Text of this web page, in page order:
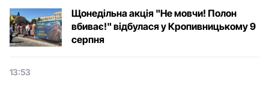
Щонедільна акція "Не мовчи! Полон
вбиває!" відбулася у Кропивницькому 9
серпня
13:53